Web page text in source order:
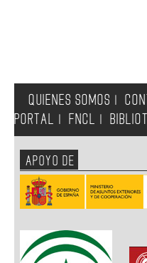
QUIENES SOMOS
PORTAL
FNCL
APOYO DE